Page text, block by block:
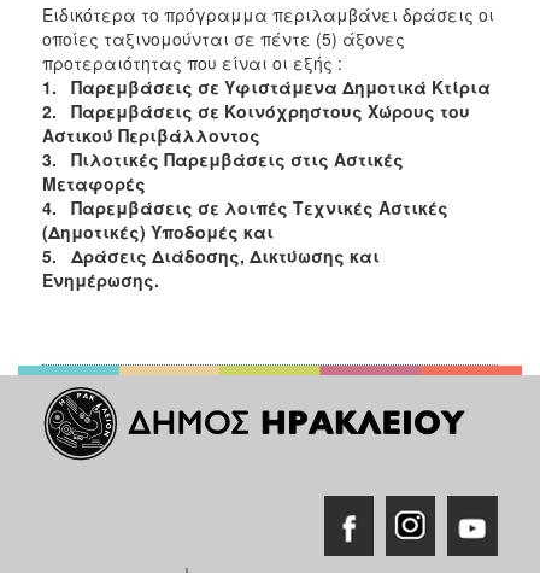
ΤΟΠΟΣ
ΠΟΛΙΤΙΣΜΟΣ
ΑΝΘΕΚΤΙΚΗ
ΠΟΛΗ
Ειδικότερα το πρόγραμμα περιλαμβάνει δράσεις οι
οποίες ταξινομούνται σε πέντε (5) άξονες
προτεραιότητας που είναι οι εξής :
1. Παρεμβάσεις σε Υφιστάμενα Δημοτικά Κτίρια
2. Παρεμβάσεις σε Κοινόχρηστους Χώρους του
Αστικού Περιβάλλοντος
3. Πιλοτικές Παρεμβάσεις στις Αστικές
Μεταφορές
4. Παρεμβάσεις σε λοιπές Τεχνικές Αστικές
(Δημοτικές) Υποδομές και
5. Δράσεις Διάδοσης, Δικτύωσης και
Ενημέρωσης.